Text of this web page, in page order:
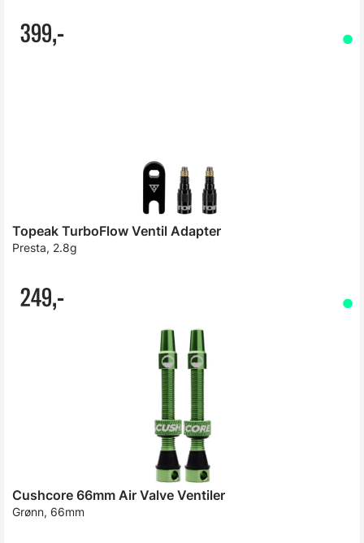
399,-
Topeak TurboFlow Ventil Adapter
Presta, 2.8g
249,-
Cushcore 66mm Air Valve Ventiler
Grønn, 66mm